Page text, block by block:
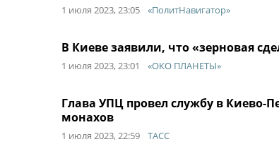
1 июля 2023, 23:05 «ПолитНавигатор»
В Киеве заявили, что «зерновая
1 июля 2023, 23:01 «ОКО ПЛАНЕТЫ»
Глава УПЦ провел службу в Киево-
монахов
1 июля 2023, 22:59 ТАСС